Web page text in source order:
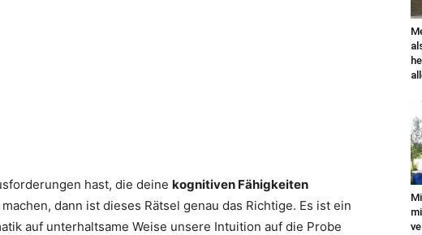
hast, die deine kognitiven Fähigkeiten
dann ist dieses Rätsel genau das Richtige. Es ist ein
auf unterhaltsame Weise unsere Intuition auf die Probe